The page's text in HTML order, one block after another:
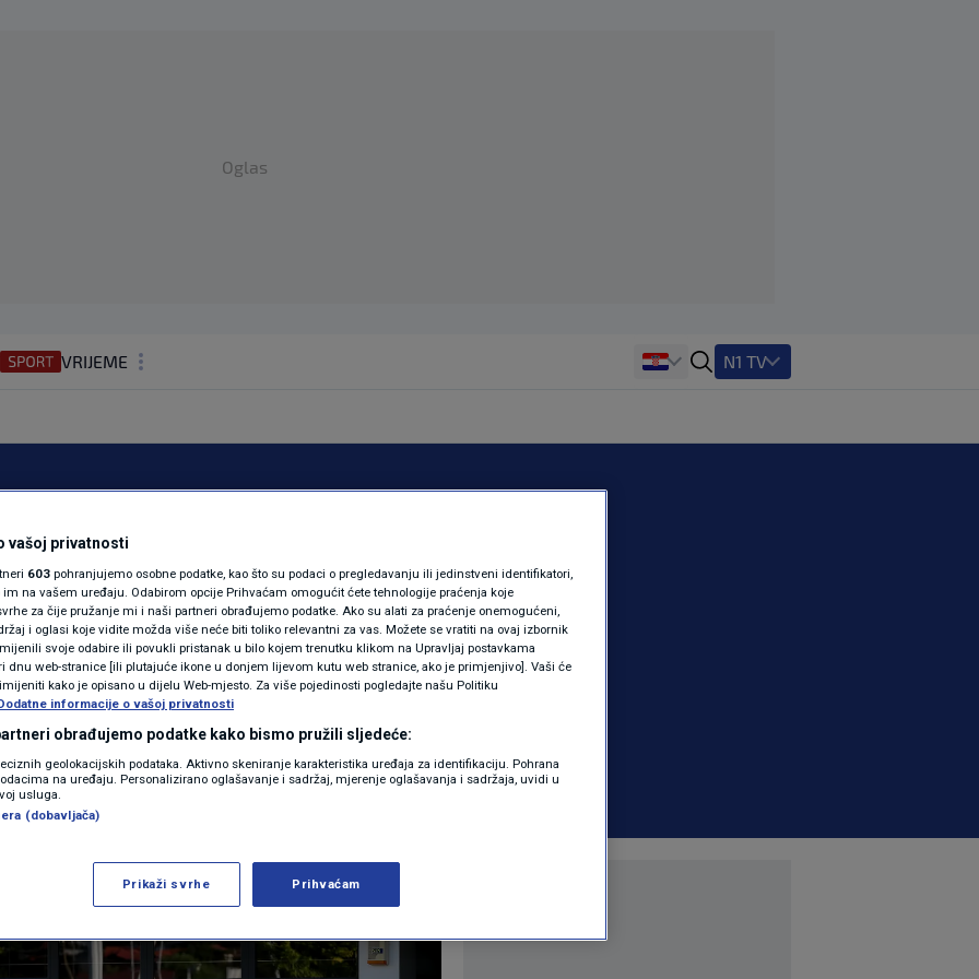
Oglas
VRIJEME
REGIJA
MAGAZIN
KOLUMNE
N1(DIS)INFO
KLIMATSKE PROMJENE
FOTO
VIDEO
N1 TV
će mijenjati kune
VIJESTI 0 komentara
Više
vašoj privatnosti
603 pohranjujemo osobne podatke, kao što su podaci o pregledavanju ili jedinstveni identifikatori,
na vašem uređaju. Odabirom opcije Prihvaćam omogućit ćete tehnologije praćenja koje
za čije pružanje mi i naši partneri obrađujemo podatke. Ako su alati za praćenje onemogućeni,
i oglasi koje vidite možda više neće biti toliko relevantni za vas. Možete se vratiti na ovaj izbornik
svoje odabire ili povukli pristanak u bilo kojem trenutku klikom na Upravljaj postavkama
dnu web-stranice [ili plutajuće ikone u donjem lijevom kutu web stranice, ako je primjenjivo]. Vaši će
kako je opisano u dijelu Web-mjesto. Za više pojedinosti pogledajte našu Politiku
informacije o vašoj privatnosti
obrađujemo podatke kako bismo pružili sljedeće:
geolokacijskih podataka. Aktivno skeniranje karakteristika uređaja za identifikaciju. Pohrana
na uređaju. Personalizirano oglašavanje i sadržaj, mjerenje oglašavanja i sadržaja, uvidi u
usluga.
(dobavljača)
Prikaži svrhe Prihvaćam